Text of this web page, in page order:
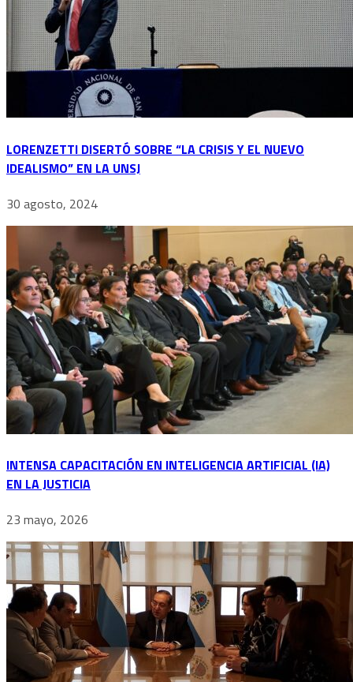
LORENZETTI DISERTÓ SOBRE “LA CRISIS Y EL NUEVO
IDEALISMO” EN LA UNSJ
30 agosto, 2024
INTENSA CAPACITACIÓN EN INTELIGENCIA ARTIFICIAL (IA)
EN LA JUSTICIA
23 mayo, 2026